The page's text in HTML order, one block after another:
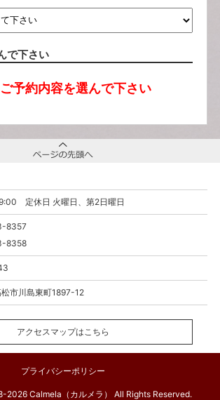
で下さい
予約内容を選んで下さい
定休日 火曜日、第2日曜日
8357
8358
市川島東町1897-12
アクセスマップはこちら
プライバシーポリシー
Calmela（カルメラ） All Rights Reserved.